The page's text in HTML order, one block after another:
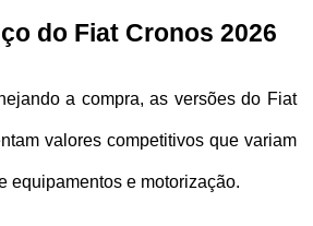
do Fiat Cronos 2026
a compra, as versões do Fiat
valores competitivos que variam
equipamentos e motorização.